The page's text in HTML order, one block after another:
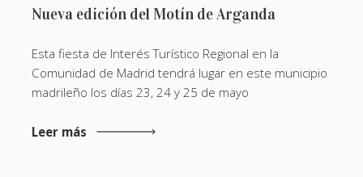
Nueva edición del Motín de Arganda
Esta fiesta de Interés Turístico Regional en la
Comunidad de Madrid tendrá lugar en este municipio
madrileño los días 23, 24 y 25 de mayo
Leer más